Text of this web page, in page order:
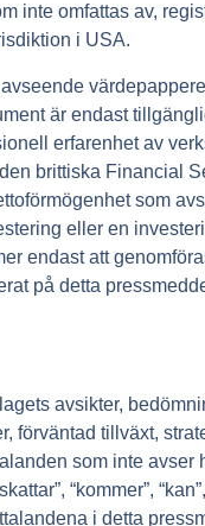
inte omfattas av,
i USA.
är endast
erfarenhet av
brittiska Financial
som
eller en
endast att
på detta
avsikter,
förväntad tillväxt,
som inte
“kommer”,
i detta